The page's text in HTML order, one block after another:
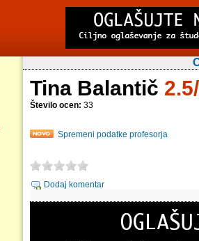
Tina Balantič
Število ocen: 33
Spremeni podatke profesorja
Dodaj komentar